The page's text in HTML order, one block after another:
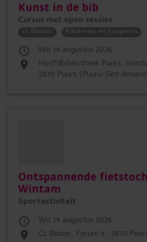
Kunst in de bib
Cursus met open sessies
cc Binder Kinderen en jongeren
 wo 19 augustus 2026
place
Hoofdbibliotheek Puurs, Hondsmarkt 2 ,
2870 Puurs (Puurs-Sint-
Ontspannende
Wintam
Sportactiviteit
 wo 19 augustus 2026
place
cc Binder, Forum 9 , 2870 Puurs (Puurs-